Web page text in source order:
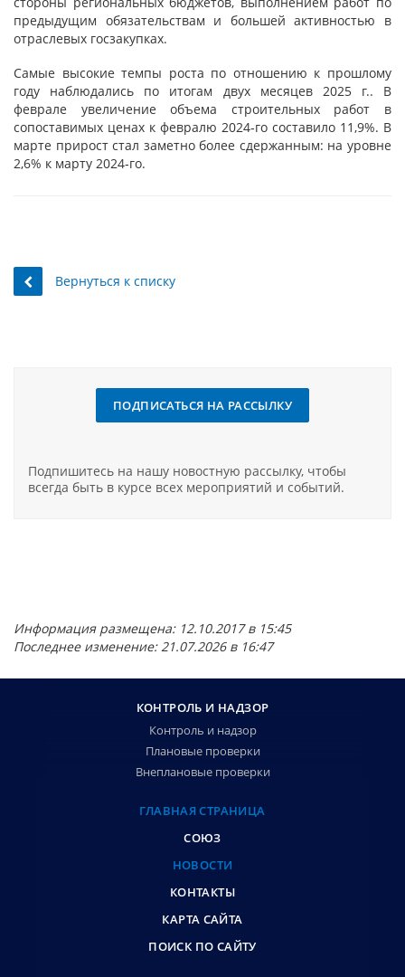
предыдущим обязательствам и большей активностью в
отраслевых госзакупках.
Самые высокие темпы роста по отношению к прошлому
году наблюдались по итогам двух месяцев 2025 г.. В
феврале увеличение объема строительных работ в
сопоставимых ценах к февралю 2024‑го составило 11,9%. В
марте прирост стал заметно более сдержанным: на уровне
2,6% к марту 2024‑го.
Вернуться к списку
ПОДПИСАТЬСЯ НА РАССЫЛКУ
Подпишитесь на нашу новостную рассылку, чтобы
всегда быть в курсе всех мероприятий и событий.
Информация размещена: 12.10.2017 в 15:45
Последнее изменение: 21.07.2026 в 16:47
КОНТРОЛЬ И НАДЗОР
Контроль и надзор
Плановые проверки
Внеплановые проверки
ГЛАВНАЯ СТРАНИЦА
СОЮЗ
НОВОСТИ
КОНТАКТЫ
КАРТА САЙТА
ПОИСК ПО САЙТУ